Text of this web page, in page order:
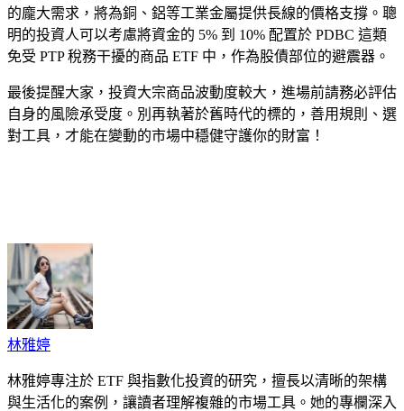
的龐大需求，將為銅、鋁等工業金屬提供長線的價格支撐。聰
明的投資人可以考慮將資金的 5% 到 10% 配置於 PDBC 這類
免受 PTP 稅務干擾的商品 ETF 中，作為股債部位的避震器。
最後提醒大家，投資大宗商品波動度較大，進場前請務必評估
自身的風險承受度。別再執著於舊時代的標的，善用規則、選
對工具，才能在變動的市場中穩健守護你的財富！
林雅婷
林雅婷專注於 ETF 與指數化投資的研究，擅長以清晰的架構
與生活化的案例，讓讀者理解複雜的市場工具。她的專欄深入